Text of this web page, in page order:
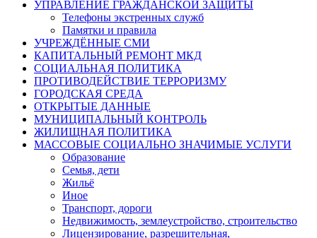
УПРАВЛЕНИЕ ГРАЖДАНСКОЙ ЗАЩИТЫ
Телефоны экстренных служб
Памятки и правила
УЧРЕЖДЁННЫЕ СМИ
КАПИТАЛЬНЫЙ РЕМОНТ МКД
СОЦИАЛЬНАЯ ПОЛИТИКА
ПРОТИВОДЕЙСТВИЕ ТЕРРОРИЗМУ
ГОРОДСКАЯ СРЕДА
ОТКРЫТЫЕ ДАННЫЕ
МУНИЦИПАЛЬНЫЙ КОНТРОЛЬ
ЖИЛИЩНАЯ ПОЛИТИКА
МАССОВЫЕ СОЦИАЛЬНО ЗНАЧИМЫЕ УСЛУГИ
Образование
Семья, дети
Жильё
Иное
Транспорт, дороги
Недвижимость, землеустройство, строительство
Лицензирование, разрешительная,